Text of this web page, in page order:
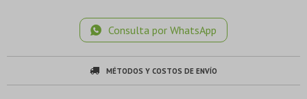
Consulta por WhatsApp
MÉTODOS Y COSTOS DE ENVÍO